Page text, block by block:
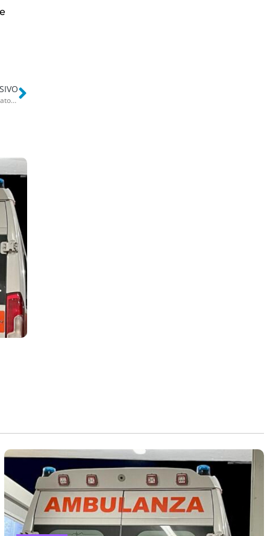
Pilastri collassati, blatte e vecchie radiografie: blitz osceno nell’interrato del Pediatrico di Bari